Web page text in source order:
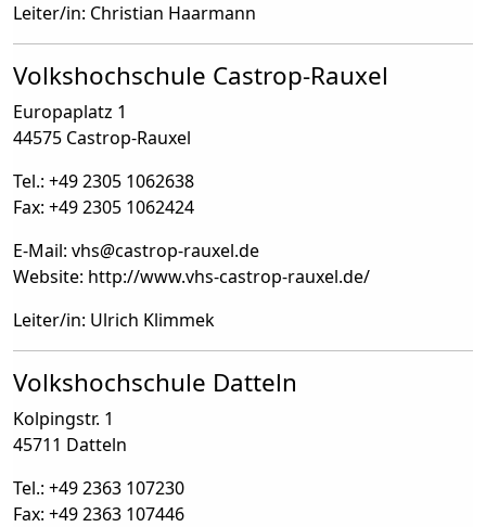
Leiter/in: Christian Haarmann
Volkshochschule Castrop-Rauxel
Europaplatz 1
44575 Castrop-Rauxel
Tel.: +49 2305 1062638
Fax: +49 2305 1062424
E-Mail: vhs@castrop-rauxel.de
Website: http://www.vhs-castrop-rauxel.de/
Leiter/in: Ulrich Klimmek
Volkshochschule Datteln
Kolpingstr. 1
45711 Datteln
Tel.: +49 2363 107230
Fax: +49 2363 107446